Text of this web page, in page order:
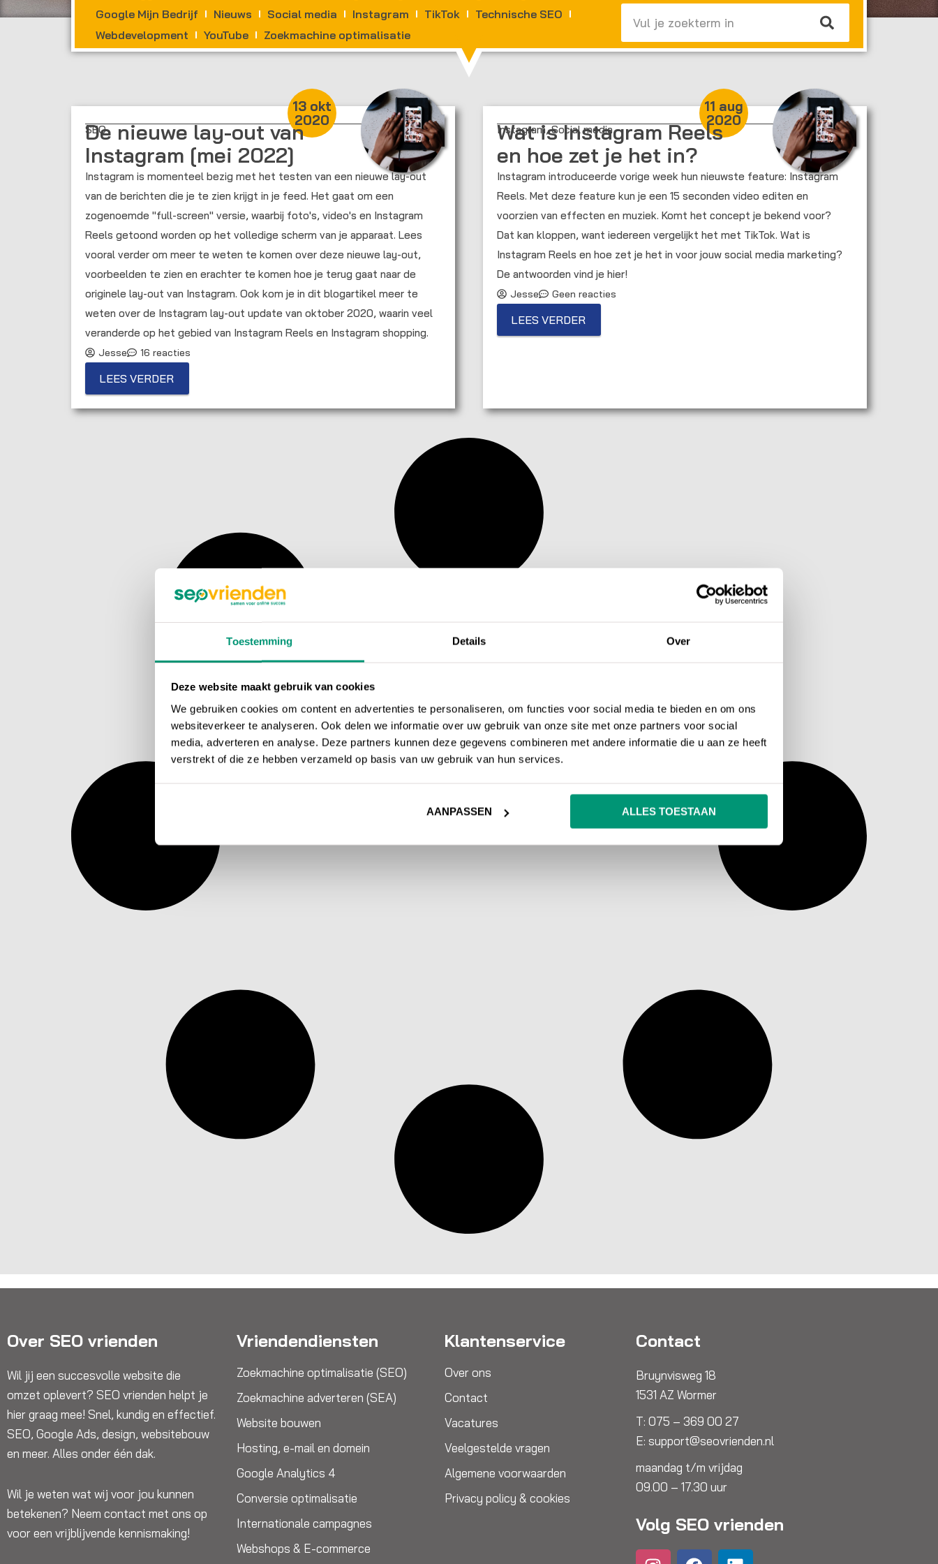
Toestemming Details Over
Deze website maakt gebruik van cookies
We gebruiken cookies om content en advertenties te personaliseren, om functies voor social media te bieden en om ons
websiteverkeer te analyseren. Ook delen we informatie over uw gebruik van onze site met onze partners voor social
media, adverteren en analyse. Deze partners kunnen deze gegevens combineren met andere informatie die u aan ze heeft
verstrekt of die ze hebben verzameld op basis van uw gebruik van hun services.
AANPASSEN ALLES TOESTAAN
Google Mijn Bedrijf
Nieuws Social media Instagram TikTok
Technische SEO
Webdevelopment
YouTube Zoekmachine optimalisatie
SEO
13 okt
2020
De nieuwe lay-out van
Instagram [mei 2022]
Instagram is momenteel bezig met het testen van een nieuwe lay-out
van de berichten die je te zien krijgt in je feed. Het gaat om een
zogenoemde "full-screen" versie, waarbij foto's, video's en Instagram
Reels getoond worden op het volledige scherm van je apparaat. Lees
vooral verder om meer te weten te komen over deze nieuwe lay-out,
voorbeelden te zien en erachter te komen hoe je terug gaat naar de
originele lay-out van Instagram. Ook kom je in dit blogartikel meer te
weten over de Instagram lay-out update van oktober 2020, waarin veel
veranderde op het gebied van Instagram Reels en Instagram shopping.
Jesse 16 reacties
LEES VERDER
Instagram,Social media
11 aug
2020
Wat is Instagram Reels
en hoe zet je het in?
Instagram introduceerde vorige week hun nieuwste feature: Instagram
Reels. Met deze feature kun je een 15 seconden video editen en
voorzien van effecten en muziek. Komt het concept je bekend voor?
Dat kan kloppen, want iedereen vergelijkt het met TikTok. Wat is
Instagram Reels en hoe zet je het in voor jouw social media marketing?
De antwoorden vind je hier!
Jesse Geen reacties
LEES VERDER
Over SEO vrienden
Wil jij een succesvolle website die
omzet oplevert? SEO vrienden helpt je
hier graag mee! Snel, kundig en effectief.
SEO, Google Ads, design, websitebouw
en meer. Alles onder één dak.
Wil je weten wat wij voor jou kunnen
betekenen? Neem contact met ons op
voor een vrijblijvende kennismaking!
Vriendendiensten
Zoekmachine optimalisatie (SEO)
Zoekmachine adverteren (SEA)
Website bouwen
Hosting, e-mail en domein
Google Analytics 4
Conversie optimalisatie
Internationale campagnes
Webshops & E-commerce
Klantenservice
Over ons
Contact
Vacatures
Veelgestelde vragen
Algemene voorwaarden
Privacy policy & cookies
Contact
Bruynvisweg 18
1531 AZ Wormer
T: 075 – 369 00 27
E: support@seovrienden.nl
maandag t/m vrijdag
09.00 – 17.30 uur
Volg SEO vrienden
I
F
L
Y